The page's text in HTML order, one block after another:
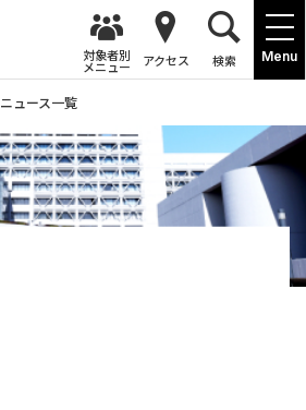
Menu
対象者別
メニュー アクセス 検索
ュース一覧